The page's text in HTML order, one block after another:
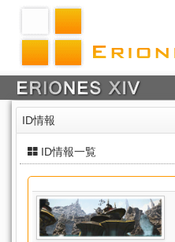
ID情報
ID情報一覧